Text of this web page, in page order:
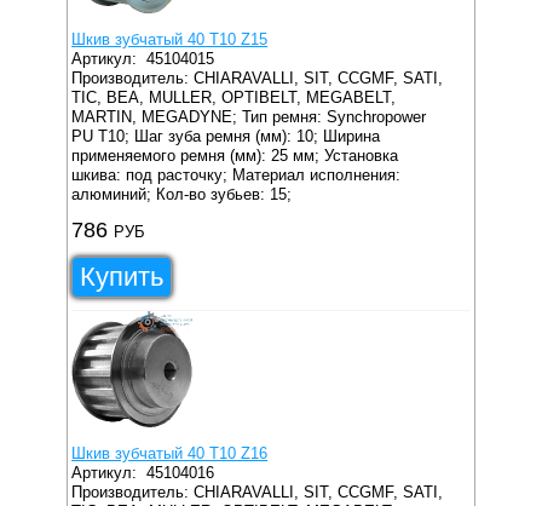
Шкив зубчатый 40 T10 Z15
Артикул:45104015
Производитель: CHIARAVALLI, SIT, CCGMF, SATI,
TIC, BEA, MULLER, OPTIBELT, MEGABELT,
MARTIN, MEGADYNE; Тип ремня: Synchropower
PU T10; Шаг зуба ремня (мм): 10; Ширина
применяемого ремня (мм): 25 мм; Установка
шкива: под расточку; Материал исполнения:
алюминий; Кол-во зубьев: 15;
786 РУБ
Купить
Шкив зубчатый 40 T10 Z16
Артикул:45104016
Производитель: CHIARAVALLI, SIT, CCGMF, SATI,